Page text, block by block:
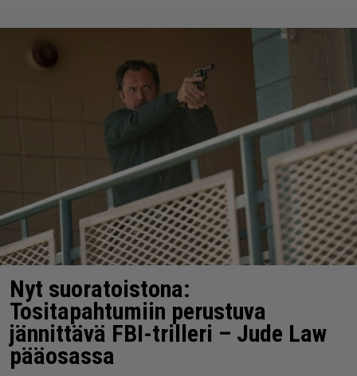
Nyt suoratoistona:
Tositapahtumiin perustuva
jännittävä FBI-trilleri – Jude Law
pääosassa